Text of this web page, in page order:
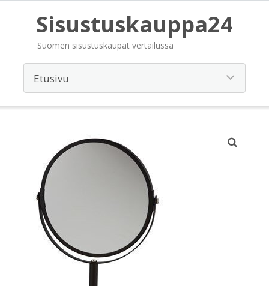
Sisustuskauppa24
Suomen sisustuskaupat vertailussa